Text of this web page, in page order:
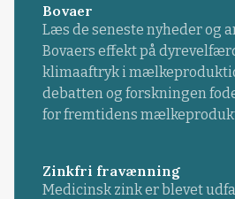
Bovaer
Læs de seneste nyheder og
Bovaers effekt på
klimaaftryk i
debatten og forskningen
for fremtidens
Zinkfri fravænning
Medicinsk zink er blevet